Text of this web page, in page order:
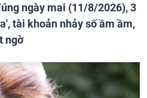
ngày mai (11/8/2026), 3
tài khoản nhảy số ầm ầm,
ngờ